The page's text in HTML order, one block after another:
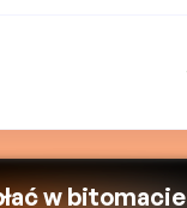
w bitomacie